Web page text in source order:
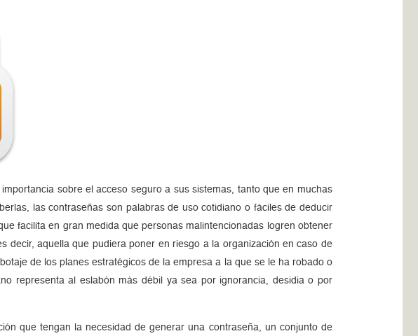
sobre el acceso seguro a sus sistemas, tanto que en muchas
las contraseñas son palabras de uso cotidiano o fáciles de deducir
facilita en gran medida que personas malintencionadas logren obtener
decir, aquella que pudiera poner en riesgo a la organización en caso de
de los planes estratégicos de la empresa a la que se le ha robado o
representa al eslabón más débil ya sea por ignorancia, desidia o por
que tengan la necesidad de generar una contraseña, un conjunto de